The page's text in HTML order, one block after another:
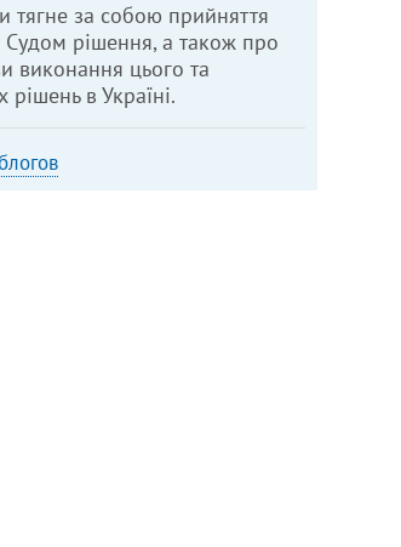
тягне за собою прийняття
рішення, а також про
виконання цього та
рішень в Україні.